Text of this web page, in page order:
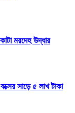
মরদেহ উদ্ধার
সাড়ে ৫ লাখ টাকা